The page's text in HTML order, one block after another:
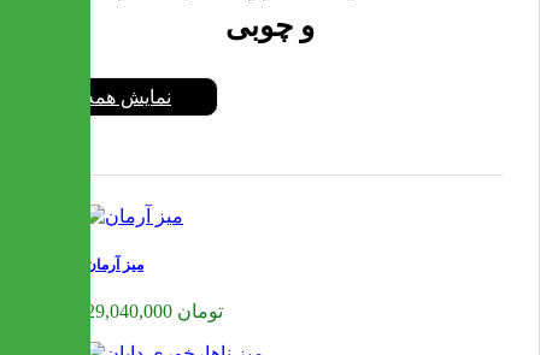
و چوبی
نمایش همه
میز آرمان
29,040,000 تومان